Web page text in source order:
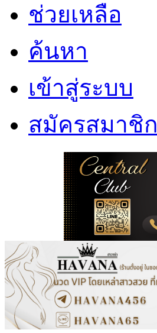
ช่วยเหลือ
ค้นหา
เข้าสู่ระบบ
สมัครสมาชิก